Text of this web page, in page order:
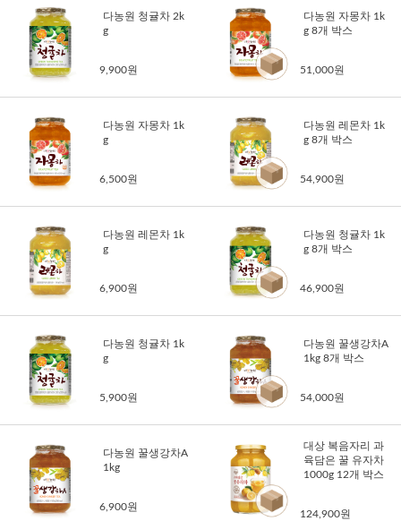
다농원 청귤차 2k
g
9,900원
다농원 자몽차 1k
g 8개 박스
51,000원
다농원 자몽차 1k
g
6,500원
다농원 레몬차 1k
g 8개 박스
54,900원
다농원 레몬차 1k
g
6,900원
다농원 청귤차 1k
g 8개 박스
46,900원
다농원 청귤차 1k
g
5,900원
다농원 꿀생강차A
1kg 8개 박스
54,000원
다농원 꿀생강차A
1kg
6,900원
대상 복음자리 과
육담은 꿀 유자차
1000g 12개 박스
124,900원